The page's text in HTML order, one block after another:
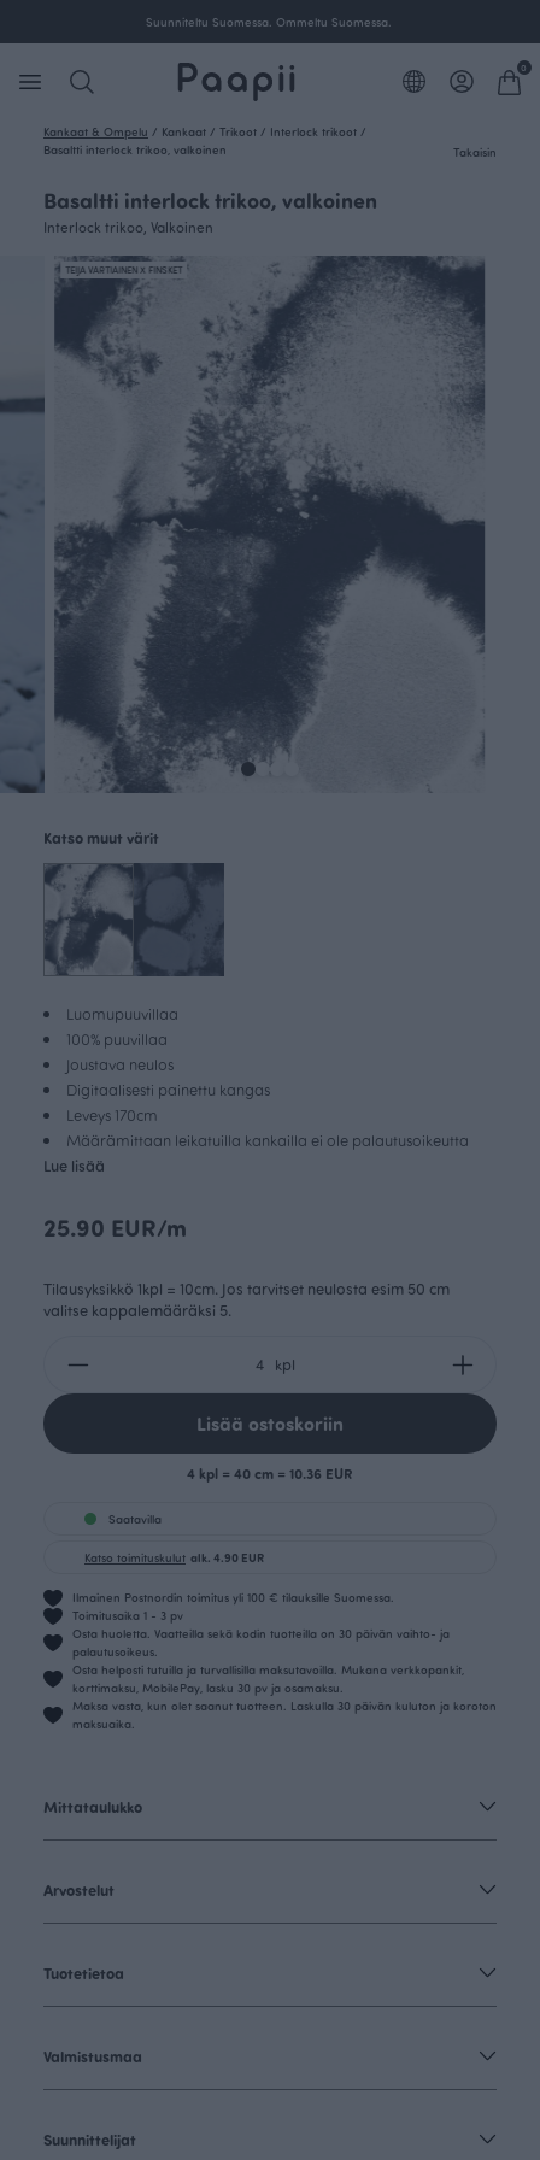
Suunniteltu Suomessa. Ommeltu Suomessa.
0
Kankaat & Ompelu / Kankaat / Trikoot / Interlock trikoot /
Basaltti interlock trikoo, valkoinen
Takaisin
Basaltti interlock trikoo, valkoinen
Interlock trikoo, Valkoinen
TEIJA VARTIAINEN X FINSKET
Luomupuuvillaa
100% puuvillaa
Joustava neulos
Digitaalisesti painettu kangas
Leveys 170cm
Määrämittaan leikatuilla kankailla ei ole palautusoikeutta
Lue lisää
Katso muut värit
25.90 EUR/m
Tilausyksikkö 1kpl = 10cm. Jos tarvitset neulosta esim 50 cm
valitse kappalemääräksi 5.
kpl
Lisää ostoskoriin
4 kpl = 40 cm = 10.36 EUR
Saatavilla
Katso toimituskulut alk. 4.90 EUR
Ilmainen Postnordin toimitus yli 100 € tilauksille Suomessa.
Toimitusaika 1 - 3 pv
Osta huoletta. Vaatteilla sekä kodin tuotteilla on 30 päivän vaihto- ja
palautusoikeus.
Osta helposti tutuilla ja turvallisilla maksutavoilla. Mukana verkkopankit,
korttimaksu, MobilePay, lasku 30 pv ja osamaksu.
Maksa vasta, kun olet saanut tuotteen. Laskulla 30 päivän kuluton ja koroton
maksuaika.
Mittataulukko
Arvostelut
Tuotetietoa
Valmistusmaa
Suunnittelijat